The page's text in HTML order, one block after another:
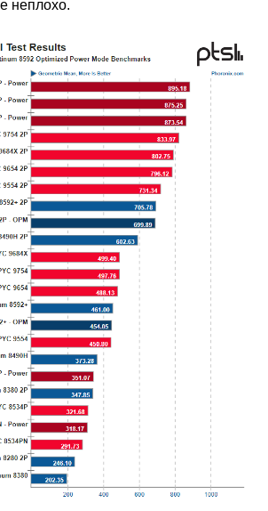
неплохо.